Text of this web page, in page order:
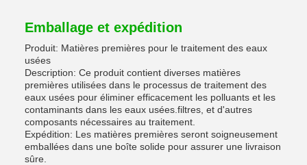
Emballage et expédition
Produit: Matières premières pour le traitement des eaux
usées
Description: Ce produit contient diverses matières
premières utilisées dans le processus de traitement des
eaux usées pour éliminer efficacement les polluants et les
contaminants dans les eaux usées.filtres, et d'autres
composants nécessaires au traitement.
Expédition: Les matières premières seront soigneusement
emballées dans une boîte solide pour assurer une livraison
sûre.